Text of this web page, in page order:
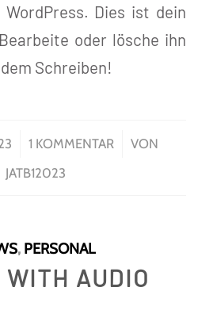
Dies ist dein
oder lösche ihn
Schreiben!
1 KOMMENTAR
/
VON
JATB12023
, PERSONAL
WITH AUDIO